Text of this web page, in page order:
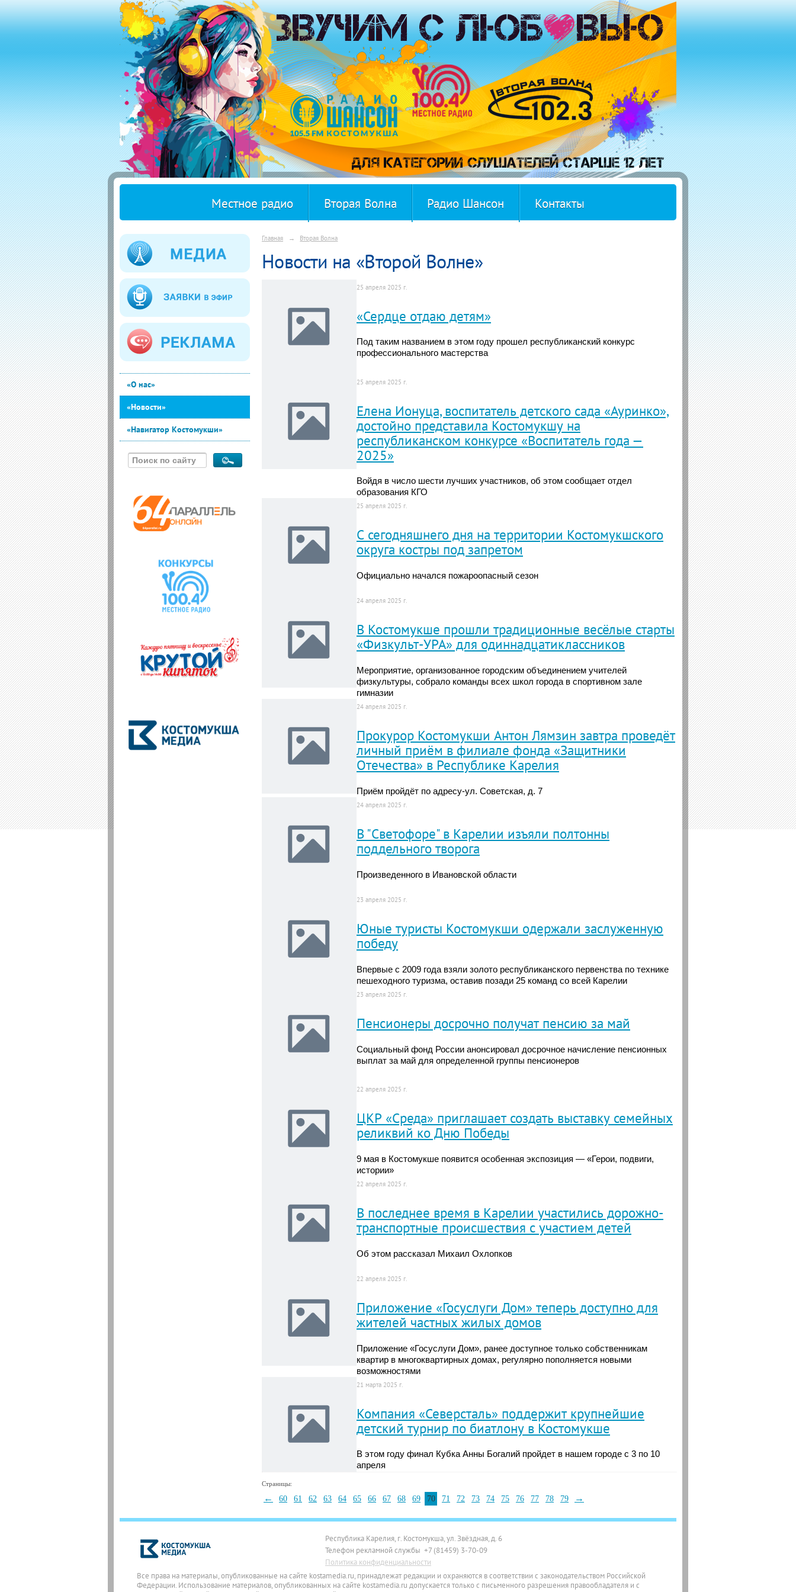
Местное радио Вторая Волна Радио Шансон Контакты
«О нас»
«Новости»
«Навигатор Костомукши»
Главная → Вторая Волна
Новости на «Второй Волне»
25 апреля 2025 г.
«Сердце отдаю детям»
Под таким названием в этом году прошел республиканский конкурс
профессионального мастерства
25 апреля 2025 г.
Елена Ионуца, воспитатель детского сада «Ауринко»,
достойно представила Костомукшу на
республиканском конкурсе «Воспитатель года —
2025»
Войдя в число шести лучших участников, об этом сообщает отдел
образования КГО
25 апреля 2025 г.
С сегодняшнего дня на территории Костомукшского
округа костры под запретом
Официально начался пожароопасный сезон
24 апреля 2025 г.
В Костомукше прошли традиционные весёлые старты
«Физкульт-УРА» для одиннадцатиклассников
Мероприятие, организованное городским объединением учителей
физкультуры, собрало команды всех школ города в спортивном зале
гимназии
24 апреля 2025 г.
Прокурор Костомукши Антон Лямзин завтра проведёт
личный приём в филиале фонда «Защитники
Отечества» в Республике Карелия
Приём пройдёт по адресу-ул. Советская, д. 7
24 апреля 2025 г.
В "Светофоре" в Карелии изъяли полтонны
поддельного творога
Произведенного в Ивановской области
23 апреля 2025 г.
Юные туристы Костомукши одержали заслуженную
победу
Впервые с 2009 года взяли золото республиканского первенства по технике
пешеходного туризма, оставив позади 25 команд со всей Карелии
23 апреля 2025 г.
Пенсионеры досрочно получат пенсию за май
Социальный фонд России анонсировал досрочное начисление пенсионных
выплат за май для определенной группы пенсионеров
22 апреля 2025 г.
ЦКР «Среда» приглашает создать выставку семейных
реликвий ко Дню Победы
9 мая в Костомукше появится особенная экспозиция — «Герои, подвиги,
истории»
22 апреля 2025 г.
В последнее время в Карелии участились дорожно-
транспортные происшествия с участием детей
Об этом рассказал Михаил Охлопков
22 апреля 2025 г.
Приложение «Госуслуги Дом» теперь доступно для
жителей частных жилых домов
Приложение «Госуслуги Дом», ранее доступное только собственникам
квартир в многоквартирных домах, регулярно пополняется новыми
возможностями
21 марта 2025 г.
Компания «Северсталь» поддержит крупнейшие
детский турнир по биатлону в Костомукше
В этом году финал Кубка Анны Богалий пройдет в нашем городе с 3 по 10
апреля
Страницы:
← 60 61 62 63 64 65 66 67 68 69 70 71 72 73 74 75 76 77 78 79 →
Республика Карелия, г. Костомукша, ул. Звёздная, д. 6
Телефон рекламной службы +7 (81459) 3-70-09
Политика конфиденциальности
Все права на материалы, опубликованные на сайте kostamedia.ru, принадлежат редакции и охраняются в соответствии с законодательством Российской
Федерации. Использование материалов, опубликованных на сайте kostamedia.ru допускается только с письменного разрешения правообладателя и с